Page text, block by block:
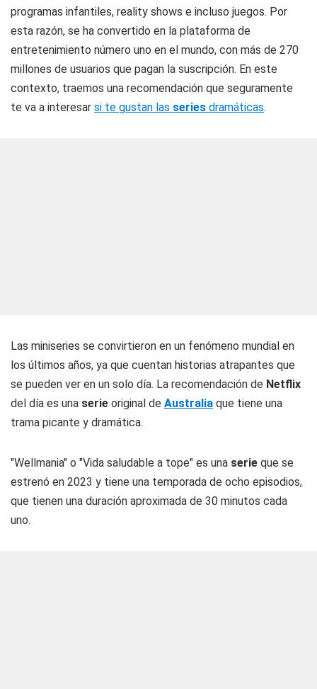
programas infantiles, reality shows e incluso juegos. Por
esta razón, se ha convertido en la plataforma de
entretenimiento número uno en el mundo, con más de 270
millones de usuarios que pagan la suscripción. En este
contexto, traemos una recomendación que seguramente
te va a interesar si te gustan las series dramáticas.
Las miniseries se convirtieron en un fenómeno mundial en
los últimos años, ya que cuentan historias atrapantes que
se pueden ver en un solo día. La recomendación de Netflix
del día es una serie original de Australia que tiene una
trama picante y dramática.
"Wellmania" o "Vida saludable a tope" es una serie que se
estrenó en 2023 y tiene una temporada de ocho episodios,
que tienen una duración aproximada de 30 minutos cada
uno.